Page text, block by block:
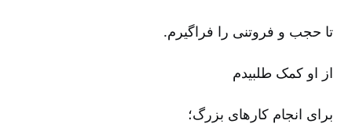
تا حجب و فروتنی را فراگیرم‌.
از او کمک طلبیدم‌
برای انجام کارهای بزرگ‌؛